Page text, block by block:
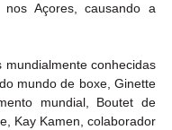
Açores, causando a
conhecidas
mundo de boxe, Ginette
mundial, Boutet de
Kay Kamen, colaborador